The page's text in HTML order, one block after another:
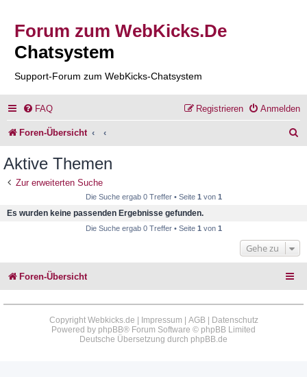
Forum zum WebKicks.De
Chatsystem
Support-Forum zum WebKicks-Chatsystem
FAQ Anmelden
Registrieren
Foren-Übersicht
Aktive Themen
Zur erweiterten Suche
Die Suche ergab 0 Treffer • Seite 1 von 1
Es wurden keine passenden Ergebnisse gefunden.
Die Suche ergab 0 Treffer • Seite 1 von 1
Gehe zu
Foren-Übersicht
Copyright Webkicks.de | Impressum AGB|
Datenschutz
Powered by phpBB® Forum Software © phpBB Limited
Deutsche Übersetzung durch phpBB.de